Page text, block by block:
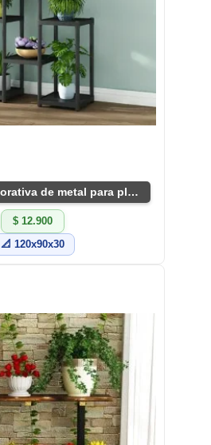
Estantería decorativa de metal para plantas
$ 12.900
📐 120x90x30